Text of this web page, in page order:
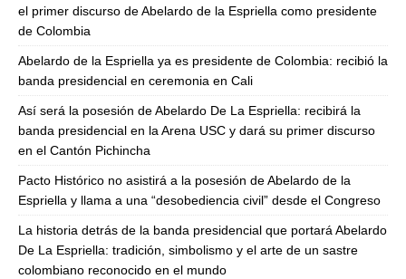
el primer discurso de Abelardo de la Espriella como presidente
de Colombia
Abelardo de la Espriella ya es presidente de Colombia: recibió la
banda presidencial en ceremonia en Cali
Así será la posesión de Abelardo De La Espriella: recibirá la
banda presidencial en la Arena USC y dará su primer discurso
en el Cantón Pichincha
Pacto Histórico no asistirá a la posesión de Abelardo de la
Espriella y llama a una “desobediencia civil” desde el Congreso
La historia detrás de la banda presidencial que portará Abelardo
De La Espriella: tradición, simbolismo y el arte de un sastre
colombiano reconocido en el mundo